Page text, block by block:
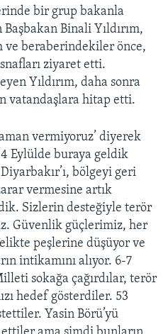
bir grup bakanla
Binali Yıldırım,
ve beraberindekiler önce,
ziyaret etti.
Yıldırım, daha sonra
vatandaşlara hitap etti.
vermiyoruz’ diyerek
Eylülde buraya geldik
bölgeyi geri
vermesine artık
Sizlerin desteğiyle terör
Güvenlik güçlerimiz, her
peşlerine düşüyor ve
intikamını alıyor. 6-7
sokağa çağırdılar, terör
hedef gösterdiler. 53
Yasin Börü’yü